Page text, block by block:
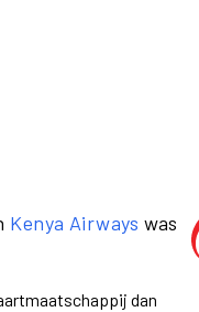
Kenya Airways was
dan